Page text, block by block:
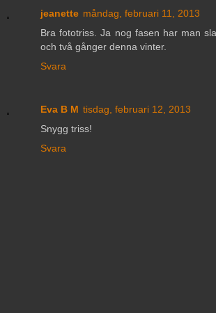
jeanette måndag, februari 11, 2013
Bra fototriss. Ja nog fasen har man
och två gånger denna vinter.
Svara
Eva B M tisdag, februari 12, 2013
Snygg triss!
Svara